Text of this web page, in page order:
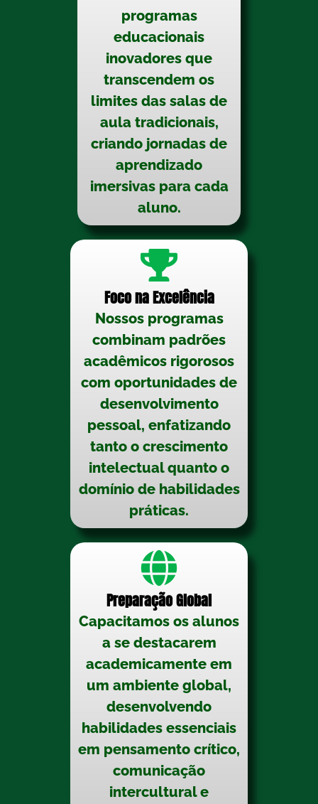
programas
educacionais
inovadores que
transcendem os
limites das salas de
aula tradicionais,
criando jornadas de
aprendizado
imersivas para cada
aluno.
Foco na Excelência
Nossos programas
combinam padrões
acadêmicos rigorosos
com oportunidades de
desenvolvimento
pessoal, enfatizando
tanto o crescimento
intelectual quanto o
domínio de habilidades
práticas.
Preparação Global
Capacitamos os alunos
a se destacarem
academicamente em
um ambiente global,
desenvolvendo
habilidades essenciais
em pensamento crítico,
comunicação
intercultural e